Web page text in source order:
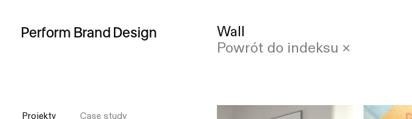
Perform Brand Design
Projekty
Case study
Wall
Powrót do indeksu ×